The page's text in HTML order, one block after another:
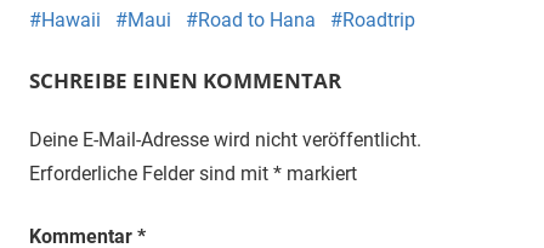
Hawaii
Maui Road to Hana Roadtrip
SCHREIBE EINEN KOMMENTAR
Deine E-Mail-Adresse wird nicht veröffentlicht.
Erforderliche Felder sind mit * markiert
Kommentar *